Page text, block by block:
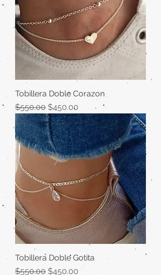
Tobillera Doble Corazon
Precio
$550.00 Precio de oferta
$450.00
Tobillera Doble Gotita
Precio
$550.00 Precio de oferta
$450.00